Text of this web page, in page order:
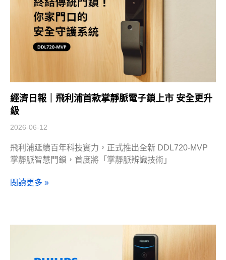
經濟日報｜飛利浦首款掌靜脈電子鎖上市 安全更升
級
2026-06-12
飛利浦延續百年科技實力，正式推出全新 DDL720-MVP
掌靜脈智慧門鎖，首度將「掌靜脈辨識技術」
閱讀更多 »